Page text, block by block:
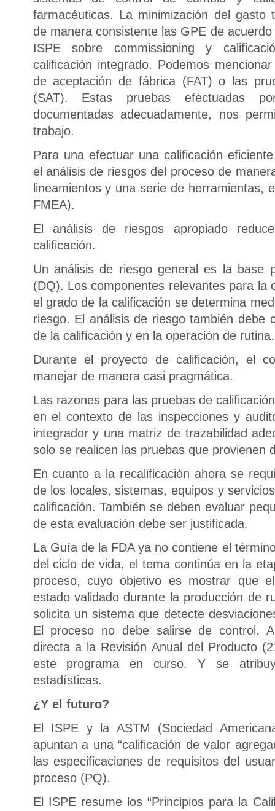
farmacéuticas. La minimización del gasto
de manera consistente las GPE de
ISPE sobre commissioning y
calificación integrado. Podemos
de aceptación de fábrica (FAT) o las
(SAT). Estas pruebas efectuadas
documentadas adecuadamente, nos
trabajo.
Para una efectuar una calificación
el análisis de riesgos del proceso de
lineamientos y una serie de herramientas,
FMEA).
El análisis de riesgos apropiado
calificación.
Un análisis de riesgo general es la base
(DQ). Los componentes relevantes para la
el grado de la calificación se determina
riesgo. El análisis de riesgo también debe
de la calificación y en la operación de rutina.
Durante el proyecto de calificación, el
manejar de manera casi pragmática.
Las razones para las pruebas de
en el contexto de las inspecciones y
integrador y una matriz de trazabilidad
solo se realicen las pruebas que provienen
En cuanto a la recalificación ahora se
de los locales, sistemas, equipos y
calificación. También se deben evaluar
de esta evaluación debe ser justificada.
La Guía de la FDA ya no contiene el
del ciclo de vida, el tema continúa en la
proceso, cuyo objetivo es mostrar que
estado validado durante la producción de
solicita un sistema que detecte
El proceso no debe salirse de control.
directa a la Revisión Anual del Producto
este programa en curso. Y se
estadísticas.
¿Y el futuro?
El ISPE y la ASTM (Sociedad
apuntan a una “calificación de valor
las especificaciones de requisitos del
proceso (PQ).
El ISPE resume los “Principios para la